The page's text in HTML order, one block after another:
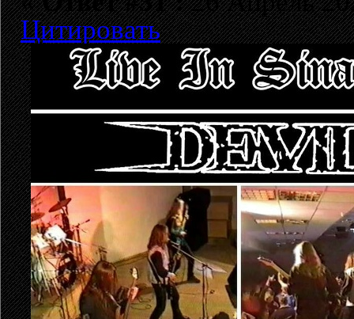
Цитировать